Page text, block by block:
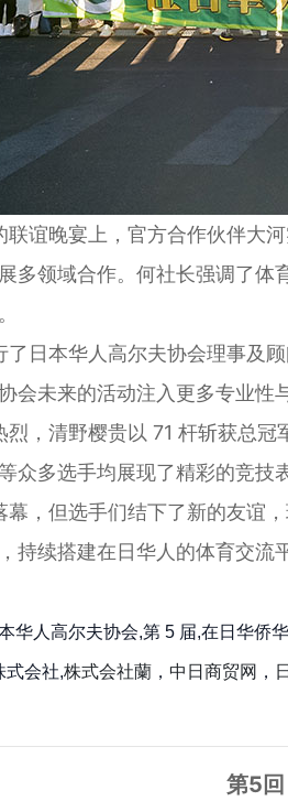
联谊晚宴上，官方合作伙伴大
多领域合作。何社长强调了体
了日本华人高尔夫协会理事及
会未来的活动注入更多专业性
烈，清野樱贵以 71 杆斩获总
众多选手均展现了精彩的竞技
幕，但选手们结下了新的友谊
持续搭建在日华人的体育交流
华人高尔夫协会,第 5 届,在日华侨
式会社,株式会社蘭 ， 中日商贸网 ，
第5